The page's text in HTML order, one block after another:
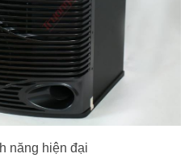
năng hiện đại